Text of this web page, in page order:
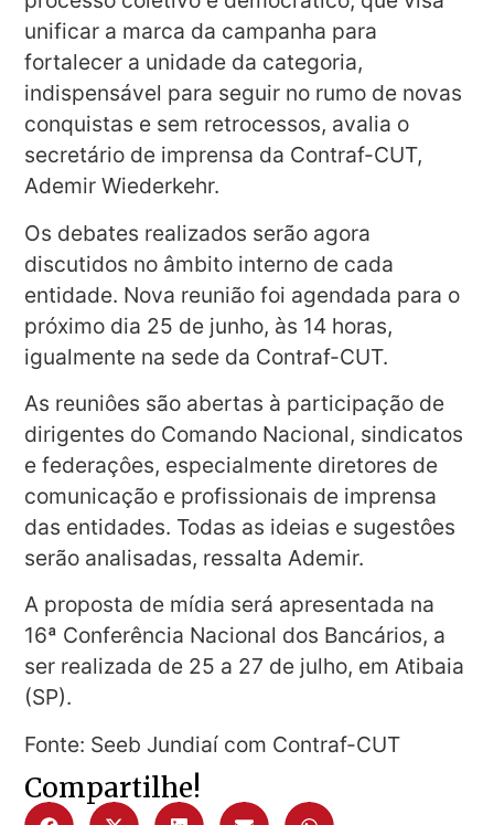
unificar a marca da campanha para
fortalecer a unidade da categoria,
indispensável para seguir no rumo de novas
conquistas e sem retrocessos, avalia o
secretário de imprensa da Contraf-CUT,
Ademir Wiederkehr.
Os debates realizados serão agora
discutidos no âmbito interno de cada
entidade. Nova reunião foi agendada para o
próximo dia 25 de junho, às 14 horas,
igualmente na sede da Contraf-CUT.
As reuniôes são abertas à participação de
dirigentes do Comando Nacional, sindicatos
e federaçôes, especialmente diretores de
comunicação e profissionais de imprensa
das entidades. Todas as ideias e sugestôes
serão analisadas, ressalta Ademir.
A proposta de mídia será apresentada na
16ª Conferência Nacional dos Bancários, a
ser realizada de 25 a 27 de julho, em Atibaia
(SP).
Fonte: Seeb Jundiaí com Contraf-CUT
Compartilhe!